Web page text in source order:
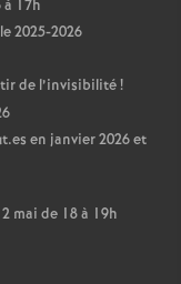
17h
2025-2026
de l’invisibilité!
en janvier 2026 et
mai de 18 à 19h